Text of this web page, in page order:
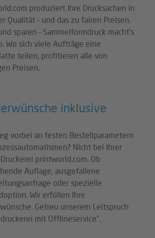
produziert Ihre Drucksachen in
Qualität – und das zu fairen Preisen.
sparen – Sammelformdruck macht’s
Wo sich viele Aufträge eine
teilen, profitieren alle von
Preisen.
inklusive
vorbei an festen Bestellparametern
Nicht bei Ihrer
printworld.com. Ob
Auflage, ausgefallene
oder spezielle
Wir erfüllen Ihre
Getreu unserem Leitspruch
mit Offlineservice“.